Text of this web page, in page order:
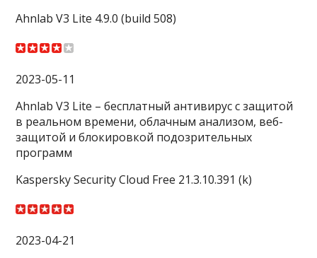
Ahnlab V3 Lite 4.9.0 (build 508)
2023-05-11
Ahnlab V3 Lite – бесплатный антивирус с защитой
в реальном времени, облачным анализом, веб-
защитой и блокировкой подозрительных
программ
Kaspersky Security Cloud Free 21.3.10.391 (k)
2023-04-21